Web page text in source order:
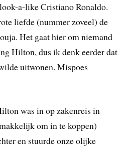
a-like Cristiano Ronaldo.
liefde (nummer zoveel) de
Het gaat hier om niemand
Hilton, dus ik denk eerder dat
uitwonen. Mispoes
was in op zakenreis in
om in te koppen)
en stuurde onze olijke